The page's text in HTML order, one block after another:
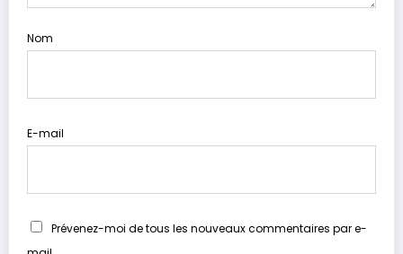
Nom
E-mail
Prévenez-moi de tous les nouveaux commentaires par e-